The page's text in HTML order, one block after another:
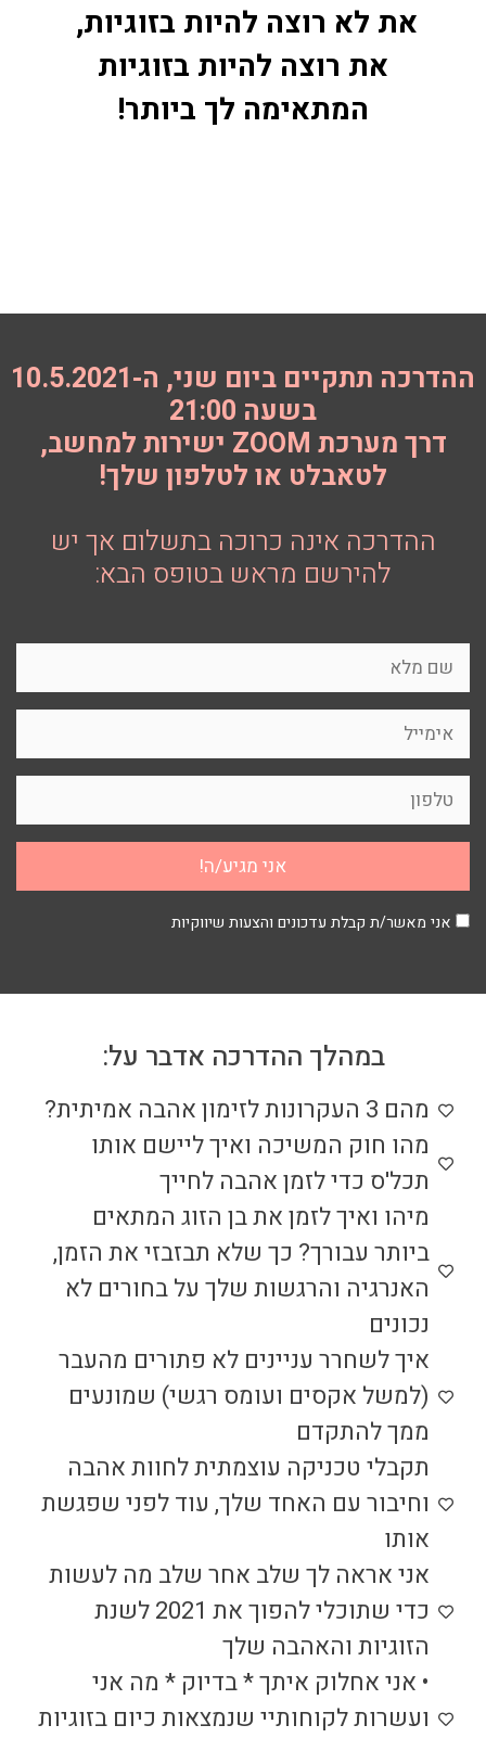
את לא רוצה להיות בזוגיות,
את רוצה להיות בזוגיות
המתאימה לך ביותר!
ההדרכה תתקיים ביום שני, ה-10.5.2021
בשעה 21:00
דרך מערכת ZOOM ישירות למחשב,
לטאבלט או לטלפון שלך!
ההדרכה אינה כרוכה בתשלום אך יש
להירשם מראש בטופס הבא:
אני מאשר/ת קבלת עדכונים והצעות שיווקיות
במהלך ההדרכה אדבר על:
מהם 3 העקרונות לזימון אהבה אמיתית?
מהו חוק המשיכה ואיך ליישם אותו
תכל'ס כדי לזמן אהבה לחייך
מיהו ואיך לזמן את בן הזוג המתאים
ביותר עבורך? כך שלא תבזבזי את הזמן,
האנרגיה והרגשות שלך על בחורים לא
נכונים
איך לשחרר עניינים לא פתורים מהעבר
(למשל אקסים ועומס רגשי) שמונעים
ממך להתקדם
תקבלי טכניקה עוצמתית לחוות אהבה
וחיבור עם האחד שלך, עוד לפני שפגשת
אותו
אני אראה לך שלב אחר שלב מה לעשות
כדי שתוכלי להפוך את 2021 לשנת
הזוגיות והאהבה שלך
• אני אחלוק איתך * בדיוק * מה אני
ועשרות לקוחותיי שנמצאות כיום בזוגיות